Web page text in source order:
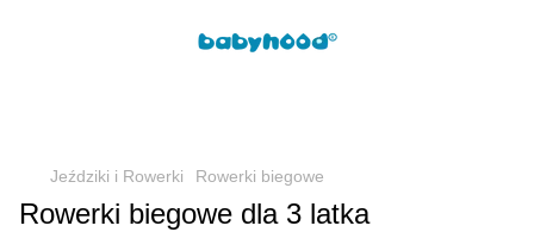
Jeździki i Rowerki Rowerki biegowe
Rowerki biegowe dla 3 latka